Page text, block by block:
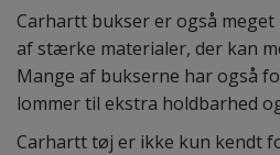
Carhartt bukser er også
af stærke materialer, der kan
Mange af bukserne har også
lommer til ekstra holdbarhed
Carhartt tøj er ikke kun kendt